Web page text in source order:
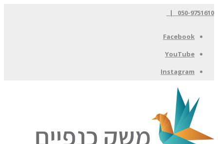
050-9751610 |
Facebook
YouTube
Instagram